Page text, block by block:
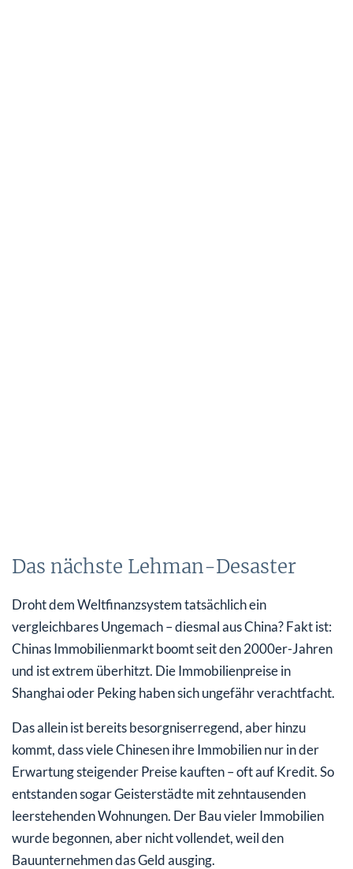
Das nächste Lehman-Desaster
Droht dem Weltfinanzsystem tatsächlich ein
vergleichbares Ungemach – diesmal aus China? Fakt ist:
Chinas Immobilienmarkt boomt seit den 2000er-Jahren
und ist extrem überhitzt. Die Immobilienpreise in
Shanghai oder Peking haben sich ungefähr verachtfacht.
Das allein ist bereits besorgniserregend, aber hinzu
kommt, dass viele Chinesen ihre Immobilien nur in der
Erwartung steigender Preise kauften – oft auf Kredit. So
entstanden sogar Geisterstädte mit zehntausenden
leerstehenden Wohnungen. Der Bau vieler Immobilien
wurde begonnen, aber nicht vollendet, weil den
Bauunternehmen das Geld ausging.